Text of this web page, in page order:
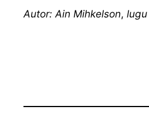
Autor: Ain Mihkelson,